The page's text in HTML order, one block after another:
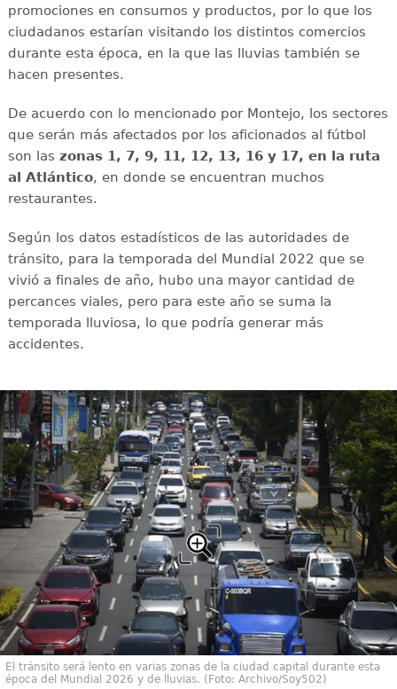
promociones en consumos y productos, por lo que los
ciudadanos estarían visitando los distintos comercios
durante esta época, en la que las lluvias también se
hacen presentes.
De acuerdo con lo mencionado por Montejo, los sectores
que serán más afectados por los aficionados al fútbol
son las zonas 1, 7, 9, 11, 12, 13, 16 y 17, en la ruta
al Atlántico, en donde se encuentran muchos
restaurantes.
Según los datos estadísticos de las autoridades de
tránsito, para la temporada del Mundial 2022 que se
vivió a finales de año, hubo una mayor cantidad de
percances viales, pero para este año se suma la
temporada lluviosa, lo que podría generar más
accidentes.
El tránsito será lento en varias zonas de la ciudad capital durante esta
época del Mundial 2026 y de lluvias. (Foto: Archivo/Soy502)